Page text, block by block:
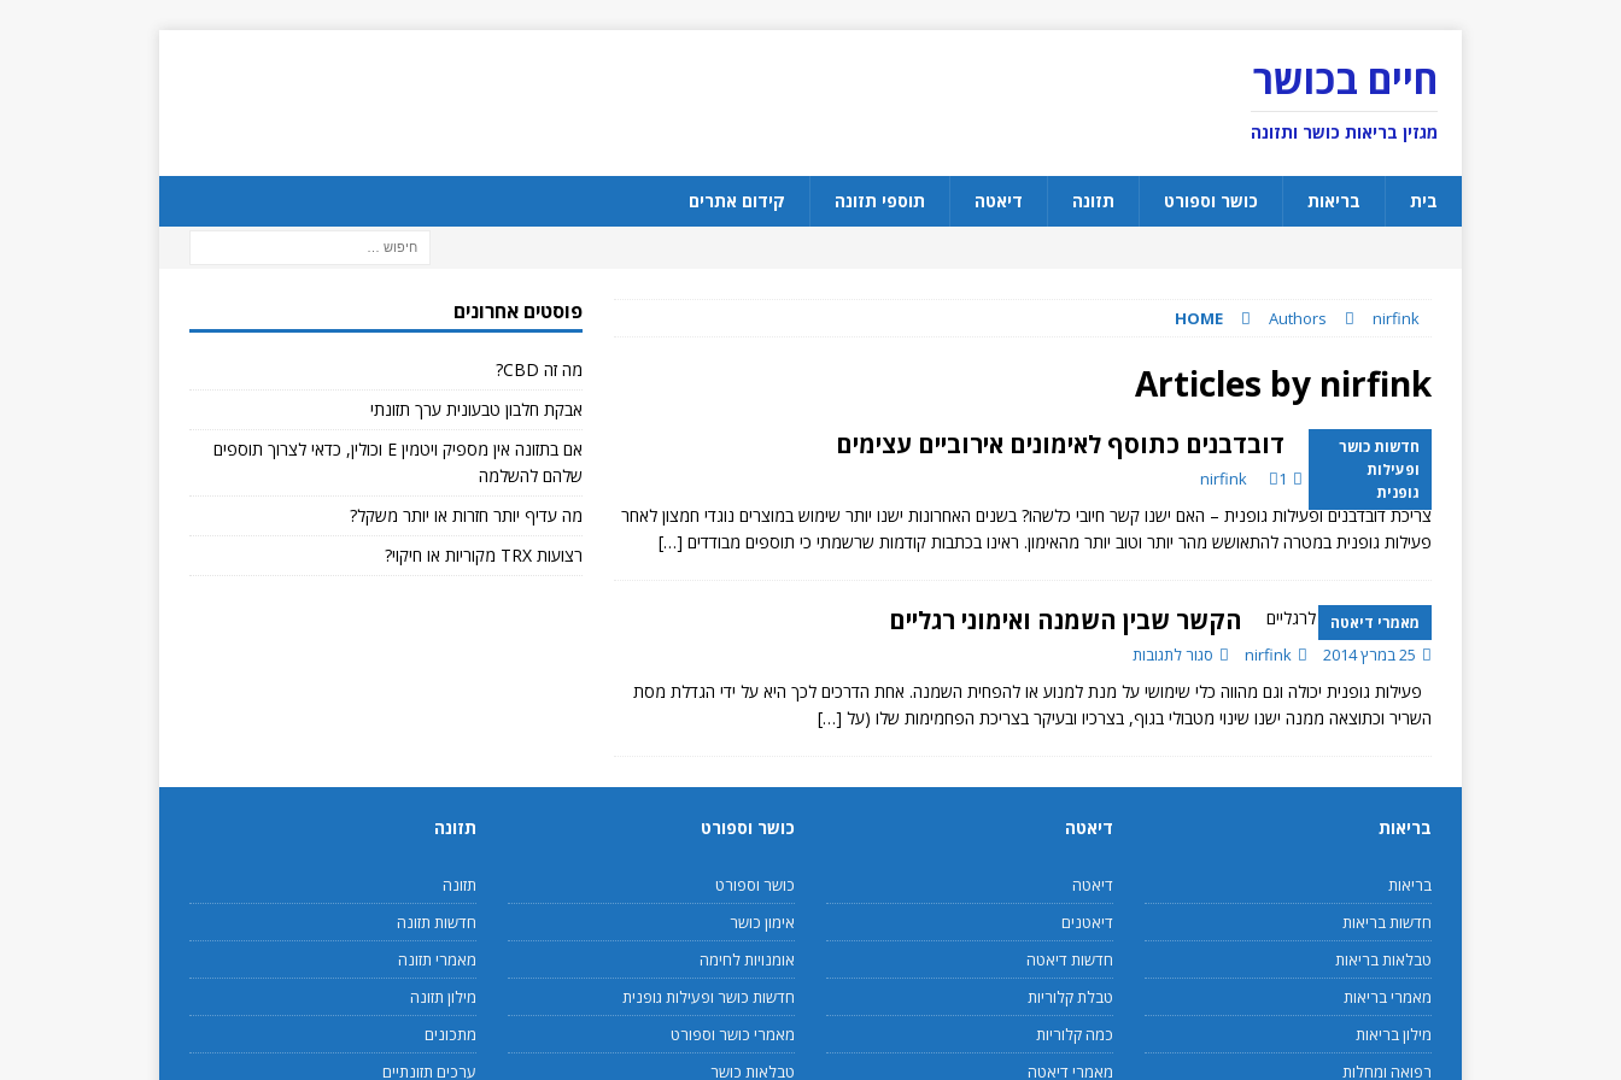
חיים בכושר
מגזין בריאות כושר ותזונה
בית בריאות כושר וספורט תזונה דיאטה תוספי תזונה קידום אתרים
HOME Authors nirfink
Articles by nirfink
חדשות כושר
ופעילות
גופנית
דובדבנים כתוסף לאימונים אירוביים עצימים
3 באפריל 2014 nirfink 1
צריכת דובדבנים ופעילות גופנית – האם ישנו קשר חיובי כלשהו? בשנים האחרונות ישנו יותר שימוש במוצרים נוגדי חמצון לאחר
פעילות גופנית במטרה להתאושש מהר יותר וטוב יותר מהאימון. ראינו בכתבות קודמות שרשמתי כי תוספים מבודדים […]
מאמרי דיאטה הקשר שבין השמנה ואימוני רגליים
25 במרץ 2014 nirfink סגור לתגובות
פעילות גופנית יכולה וגם מהווה כלי שימושי על מנת למנוע או להפחית השמנה. אחת הדרכים לכך היא על ידי הגדלת מסת
השריר וכתוצאה ממנה ישנו שינוי מטבולי בגוף, בצרכיו ובעיקר בצריכת הפחמימות שלו (על […]
פוסטים אחרונים
מה זה CBD?
אבקת חלבון טבעונית ערך תזונתי
אם בתזונה אין מספיק ויטמין E וכולין, כדאי לצרוך תוספים
שלהם להשלמה
מה עדיף יותר חזרות או יותר משקל?
רצועות TRX מקוריות או חיקוי?
בריאות
בריאות
חדשות בריאות
טבלאות בריאות
מאמרי בריאות
מילון בריאות
רפואה ומחלות
דיאטה
דיאטה
דיאטנים
חדשות דיאטה
טבלת קלוריות
כמה קלוריות
מאמרי דיאטה
כושר וספורט
כושר וספורט
אימון כושר
אומנויות לחימה
חדשות כושר ופעילות גופנית
מאמרי כושר וספורט
טבלאות כושר
תזונה
תזונה
חדשות תזונה
מאמרי תזונה
מילון תזונה
מתכונים
ערכים תזונתיים